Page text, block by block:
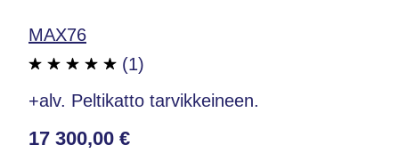
MAX76
(1)
+alv. Peltikatto tarvikkeineen.
17 300,00 €